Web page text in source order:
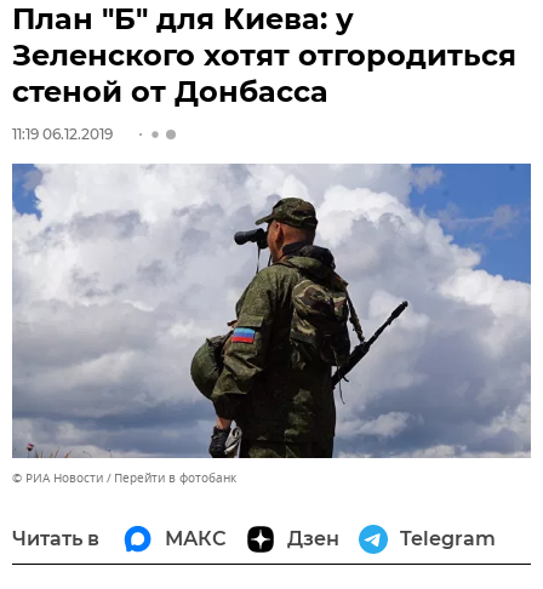
План "Б" для Киева: у
Зеленского хотят отгородиться
стеной от Донбасса
11:19 06.12.2019
© РИА Новости Перейти в фотобанк
Читать в МАКС Дзен Telegram